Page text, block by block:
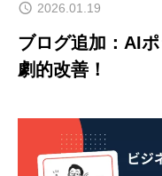
2026.01.19
ブログ追加：AI
劇的改善！